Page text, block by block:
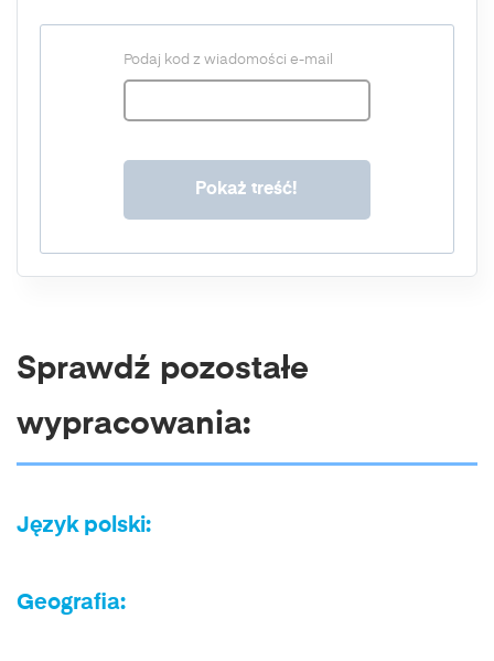
Podaj kod z wiadomości e-mail
Sprawdź pozostałe
wypracowania:
Język polski:
Geografia: